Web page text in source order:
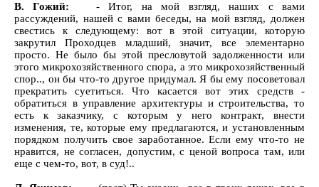
В. Гожий:
- Итог, на мой взгляд, наших с вами
рассуждений, нашей с вами беседы, на мой взгляд, должен
свестись к следующему: вот в этой ситуации, которую
закрутил Проходцев младший, значит, все элементарно
просто. Не было бы этой пресловутой задолженности или
этого микрохозяйственного спора, а это микрохозяйственный
спор.., он бы что-то другое придумал. Я бы ему посоветовал
прекратить суетиться. Что касается вот этих средств -
обратиться в управление архитектуры и строительства, то
есть к заказчику, с которым у него контракт, внести
изменения, те, которые ему предлагаются, и установленным
порядком получить свое заработанное. Если ему что-то не
нравится, не согласен, допустим, с ценой вопроса там, или
еще с чем-то, вот, в суд!..